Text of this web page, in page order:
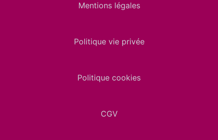
Mentions légales
Politique vie privée
Politique cookies
CGV